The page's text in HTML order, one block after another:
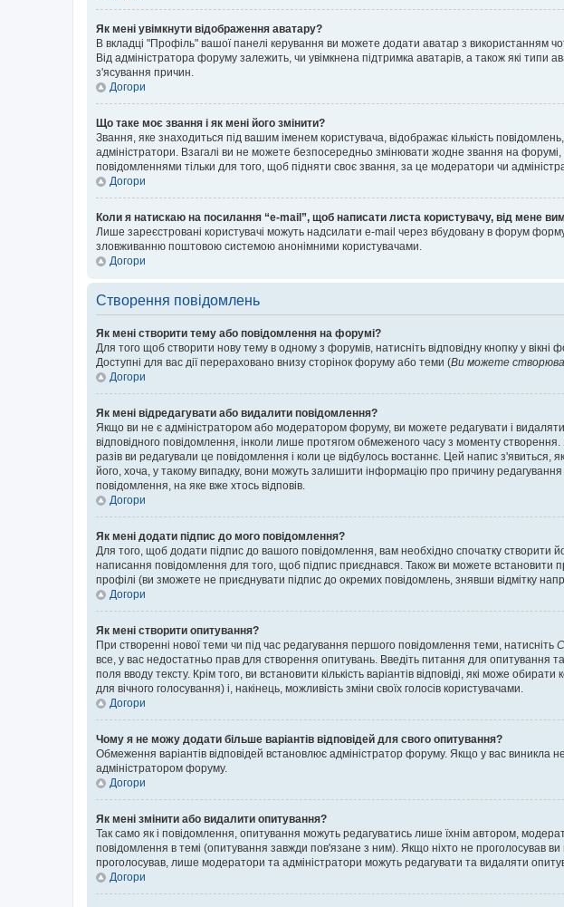
Як мені увімкнути відображення аватару?
В вкладці "Профіль" вашої панелі керування ви можете додати аватар з використанням
Від адміністратора форуму залежить, чи увімкнена підтримка аватарів, а також які
з'ясування причин.
Догори
Що таке моє звання і як мені його змінити?
Звання, яке знаходиться під вашим іменем користувача, відображає кількість
адміністратори. Взагалі ви не можете безпосередньо змінювати жодне звання на
повідомленнями тільки для того, щоб підняти своє звання, за це модератори чи
Догори
Коли я натискаю на посилання “e-mail”, щоб написати листа користувачу, від мене
Лише зареєстровані користувачі можуть надсилати e-mail через вбудовану в форум
зловживанню поштовою системою анонімними користувачами.
Догори
Створення повідомлень
Як мені створити тему або повідомлення на форумі?
Для того щоб створити нову тему в одному з форумів, натисніть відповідну кнопку у
Доступні для вас дії перераховано внизу сторінок форуму або теми (Ви можете
Догори
Як мені відредагувати або видалити повідомлення?
Якщо ви не є адміністратором або модератором форуму, ви можете редагувати і
відповідного повідомлення, інколи лише протягом обмеженого часу з моменту
разів ви редагували це повідомлення і коли це відбулось востаннє. Цей напис
його, хоча, у такому випадку, вони можуть залишити інформацію про причину
повідомлення, на яке вже хтось відповів.
Догори
Як мені додати підпис до мого повідомлення?
Для того, щоб додати підпис до вашого повідомлення, вам необхідно спочатку створити
написання повідомлення для того, щоб підпис приєднався. Також ви можете встановити
профілі (ви зможете не приєднувати підпис до окремих повідомлень, знявши відмітку
Догори
Як мені створити опитування?
При створенні нової теми чи під час редагування першого повідомлення теми, натисніть
все, у вас недостатньо прав для створення опитувань. Введіть питання для опитування
поля вводу тексту. Крім того, ви встановити кількість варіантів відповіді, які може
для вічного голосування) і, накінець, можливість зміни своїх голосів користувачами.
Догори
Чому я не можу додати більше варіантів відповідей для свого опитування?
Обмеження варіантів відповідей встановлює адміністратор форуму. Якщо у вас виникла
адміністратором форуму.
Догори
Як мені змінити або видалити опитування?
Так само як і повідомлення, опитування можуть редагуватись лише їхнім автором,
повідомлення в темі (опитування завжди пов'язане з ним). Якщо ніхто не проголосував
проголосував, лише модератори та адміністратори можуть редагувати та видаляти
Догори